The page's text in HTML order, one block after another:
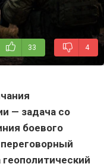
33 4
— задача со
боевого
геополитический